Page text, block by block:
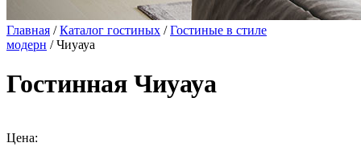
Главная /Каталог гостиных /Гостиные в стиле
модерн / Чиуауа
Гостинная Чиуауа
Цена: